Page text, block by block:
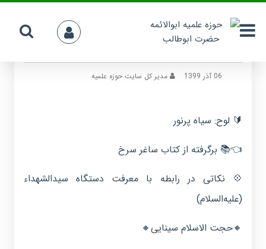
سیاه پرنور
مدیر کل سایت حوزه علمیه
🔰 لوح: سیاه پرنور
👈📚 برگرفته از کتاب ساغر سرخ
💠 نکاتی در رابطه با معرفت دستگاه سیدالشهداء
(علیه‌السلام)
🔸حجت الاسلام سینایی🔸